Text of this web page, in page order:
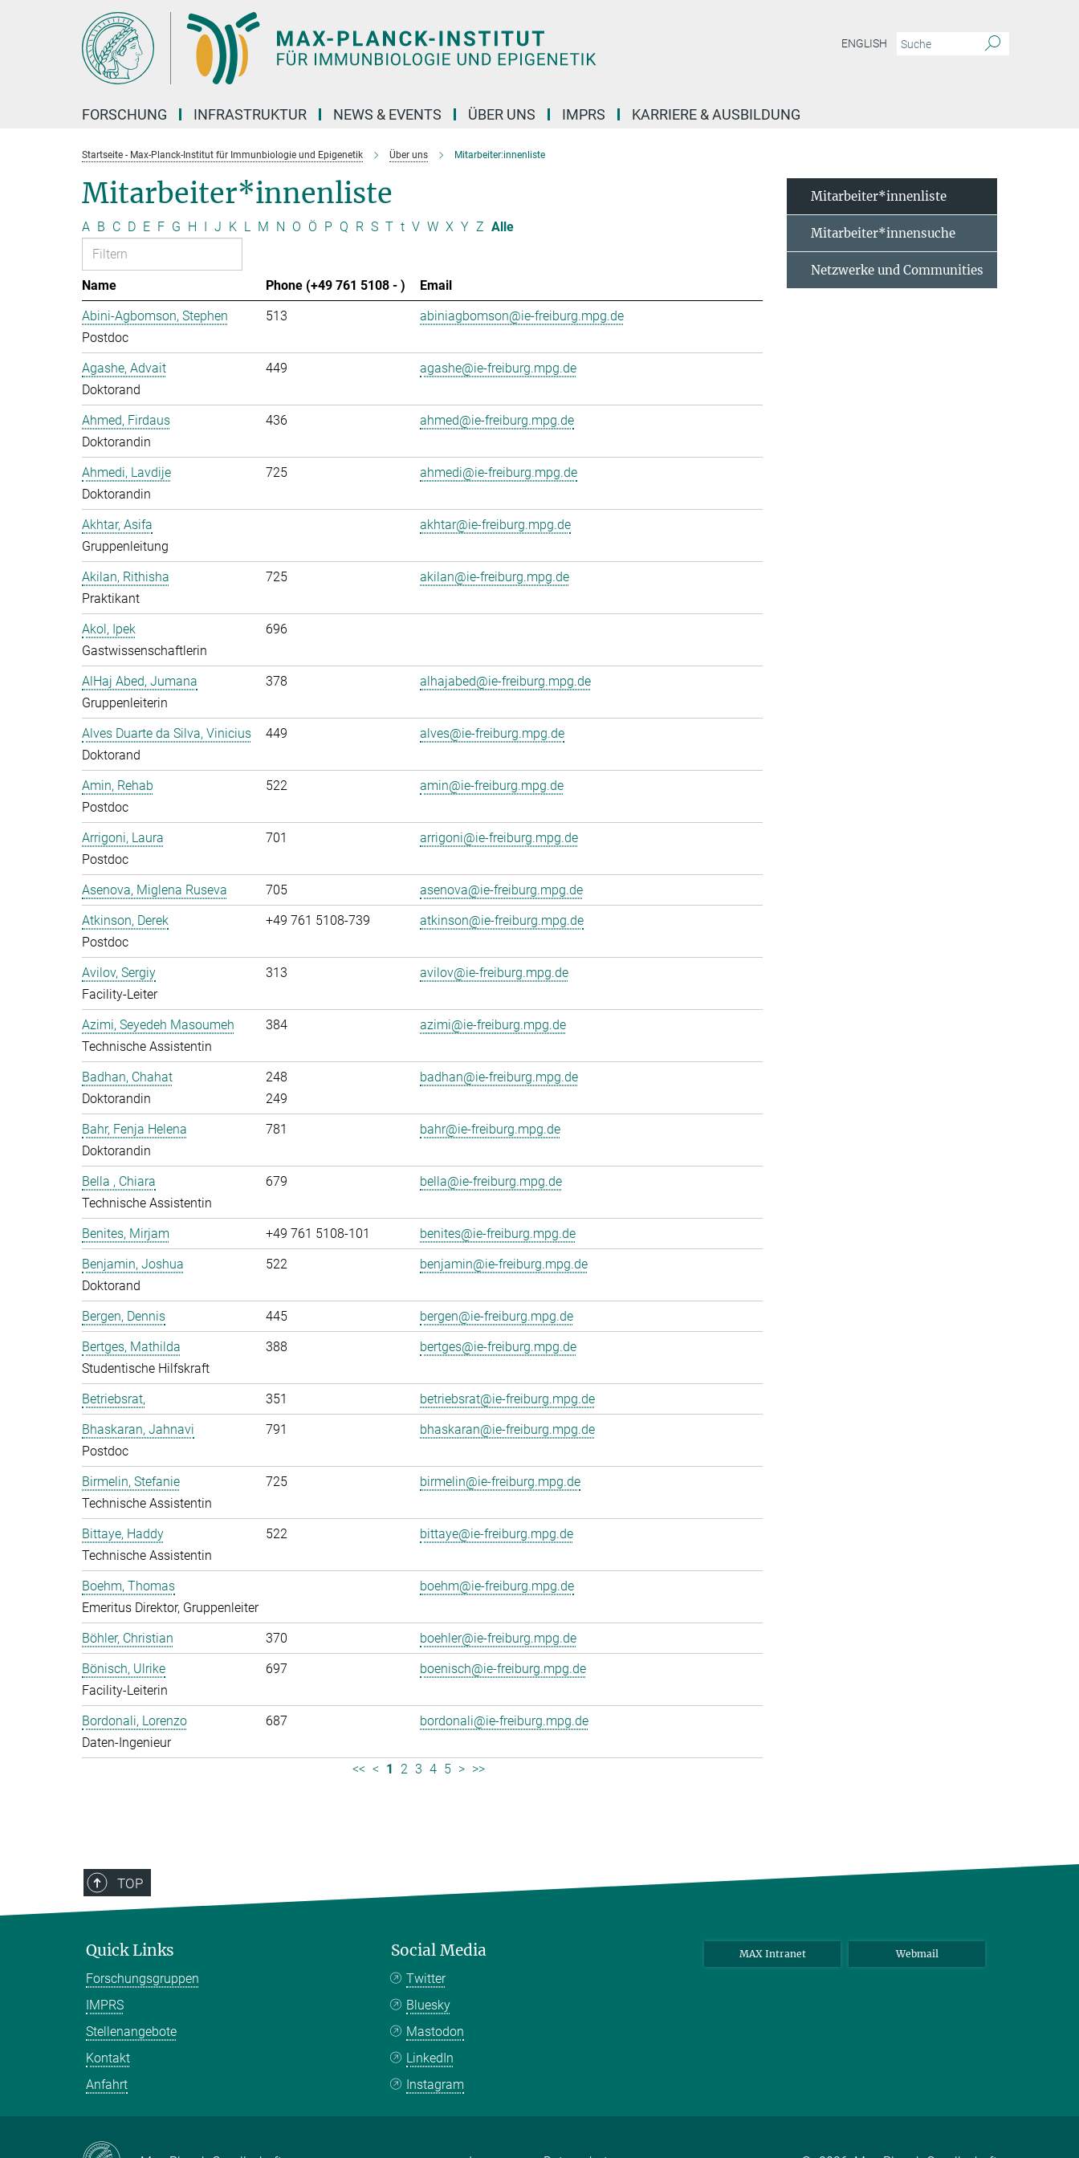
ENGLISH
FORSCHUNG INFRASTRUKTUR NEWS & EVENTS ÜBER UNS IMPRS KARRIERE & AUSBILDUNG
Startseite - Max-Planck-Institut für Immunbiologie und Epigenetik Über uns Mitarbeiter:innenliste
Mitarbeiter*innenliste
A B C D E F G H I J K L M N O Ö P Q R S T t V W X Y Z Alle
Name Phone (+49 761 5108 - )
Email
Abini-Agbomson, Stephen
Postdoc
513 abiniagbomson@ie-freiburg.mpg.de
Agashe, Advait
Doktorand
449 agashe@ie-freiburg.mpg.de
Ahmed, Firdaus
Doktorandin
436 ahmed@ie-freiburg.mpg.de
Ahmedi, Lavdije
Doktorandin
725 ahmedi@ie-freiburg.mpg.de
Akhtar, Asifa
Gruppenleitung
akhtar@ie-freiburg.mpg.de
Akilan, Rithisha
Praktikant
725 akilan@ie-freiburg.mpg.de
Akol, Ipek
Gastwissenschaftlerin
696
AlHaj Abed, Jumana
Gruppenleiterin
378 alhajabed@ie-freiburg.mpg.de
Alves Duarte da Silva, Vinicius
Doktorand
449 alves@ie-freiburg.mpg.de
Amin, Rehab
Postdoc
522 amin@ie-freiburg.mpg.de
Arrigoni, Laura
Postdoc
701 arrigoni@ie-freiburg.mpg.de
Asenova, Miglena Ruseva 705
asenova@ie-freiburg.mpg.de
Atkinson, Derek
Postdoc
+49 761 5108-739 atkinson@ie-freiburg.mpg.de
Avilov, Sergiy
Facility-Leiter
313 avilov@ie-freiburg.mpg.de
Azimi, Seyedeh Masoumeh
Technische Assistentin
384 azimi@ie-freiburg.mpg.de
Badhan, Chahat
Doktorandin
248
249
badhan@ie-freiburg.mpg.de
Bahr, Fenja Helena
Doktorandin
781 bahr@ie-freiburg.mpg.de
Bella , Chiara
Technische Assistentin
679 bella@ie-freiburg.mpg.de
Benites, Mirjam +49 761 5108-101
benites@ie-freiburg.mpg.de
Benjamin, Joshua
Doktorand
522 benjamin@ie-freiburg.mpg.de
Bergen, Dennis 445
bergen@ie-freiburg.mpg.de
Bertges, Mathilda
Studentische Hilfskraft
388 bertges@ie-freiburg.mpg.de
Betriebsrat, 351
betriebsrat@ie-freiburg.mpg.de
Bhaskaran, Jahnavi
Postdoc
791 bhaskaran@ie-freiburg.mpg.de
Birmelin, Stefanie
Technische Assistentin
725 birmelin@ie-freiburg.mpg.de
Bittaye, Haddy
Technische Assistentin
522 bittaye@ie-freiburg.mpg.de
Boehm, Thomas
Emeritus Direktor, Gruppenleiter
boehm@ie-freiburg.mpg.de
Böhler, Christian 370
boehler@ie-freiburg.mpg.de
Bönisch, Ulrike
Facility-Leiterin
697 boenisch@ie-freiburg.mpg.de
Bordonali, Lorenzo
Daten-Ingenieur
687 bordonali@ie-freiburg.mpg.de
<< < 1 2 3 4 5 > >>
Mitarbeiter*innenliste
Mitarbeiter*innensuche
Netzwerke und Communities
TOP
Quick Links
Forschungsgruppen
IMPRS
Stellenangebote
Kontakt
Anfahrt
Social Media
Twitter
Bluesky
Mastodon
LinkedIn
Instagram
MAX Intranet Webmail